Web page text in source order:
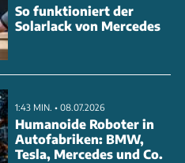
So funktioniert der
Solarlack von Mercedes
1:43 MIN. • 08.07.2026
Humanoide Roboter in
Autofabriken: BMW,
Tesla, Mercedes und Co.